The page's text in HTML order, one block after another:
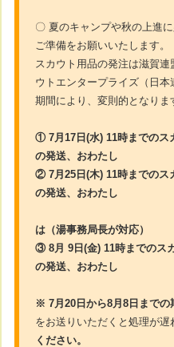
〇 夏のキャンプや秋の上進
ご準備をお願いいたします。
スカウト用品の発注は滋賀
ウトエンタープライズ（日
期間により、変則的となりま
① 7月17日(水) 11時までの
の発送、おわたし
② 7月25日(木) 11時までの
の発送、おわたし
は（湯事務局長が対応）
③ 8月 9日(金) 11時までの
の発送、おわたし
※ 7月20日から8月8日までの
をお送りいただくと処理が遅
ください。